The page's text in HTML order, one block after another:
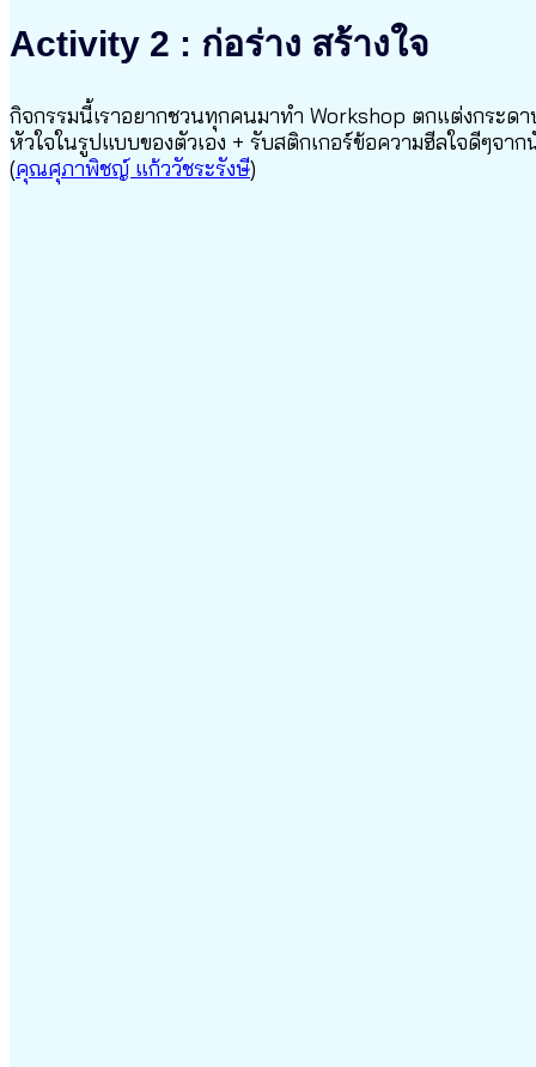
Activity 2 : ก่อร่าง สร้างใจ
กิจกรรมนี้เราอยากชวนทุกคนมาทำ Workshop ตกแต่งกระด
หัวใจในรูปแบบของตัวเอง + รับสติกเกอร์ข้อความฮีลใจดีๆจา
(คุณศุภาพิชญ์ แก้ววัชระรังษี)